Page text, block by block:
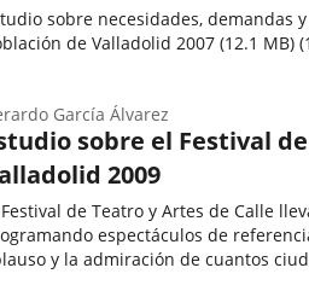
sobre necesidades, demandas
de Valladolid 2007 (12.1 MB)
sobre el Festival
2009
de Teatro y Artes de Calle
espectáculos de
y la admiración de cuantos
García Álvarez